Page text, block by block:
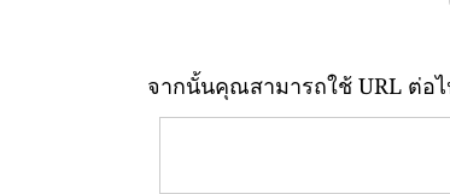
จากนั้นคุณสามารถใช้ URL ต่อ